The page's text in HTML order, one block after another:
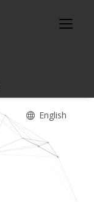
English